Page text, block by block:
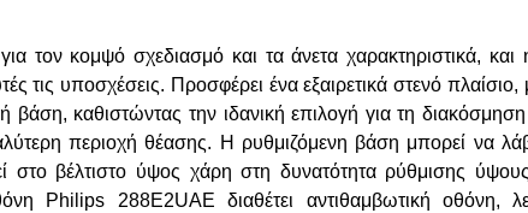
τον κομψό σχεδιασμό και τα άνετα χαρακτηριστικά,
τις υποσχέσεις. Προσφέρει ένα εξαιρετικά στενό πλαίσιο,
βάση, καθιστώντας την ιδανική επιλογή για τη διακόσμηση
περιοχή θέασης. Η ρυθμιζόμενη βάση μπορεί να
στο βέλτιστο ύψος χάρη στη δυνατότητα ρύθμισης
Philips 288E2UAE διαθέτει αντιθαμβωτική οθόνη,